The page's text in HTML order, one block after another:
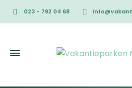
023 - 792 04 68